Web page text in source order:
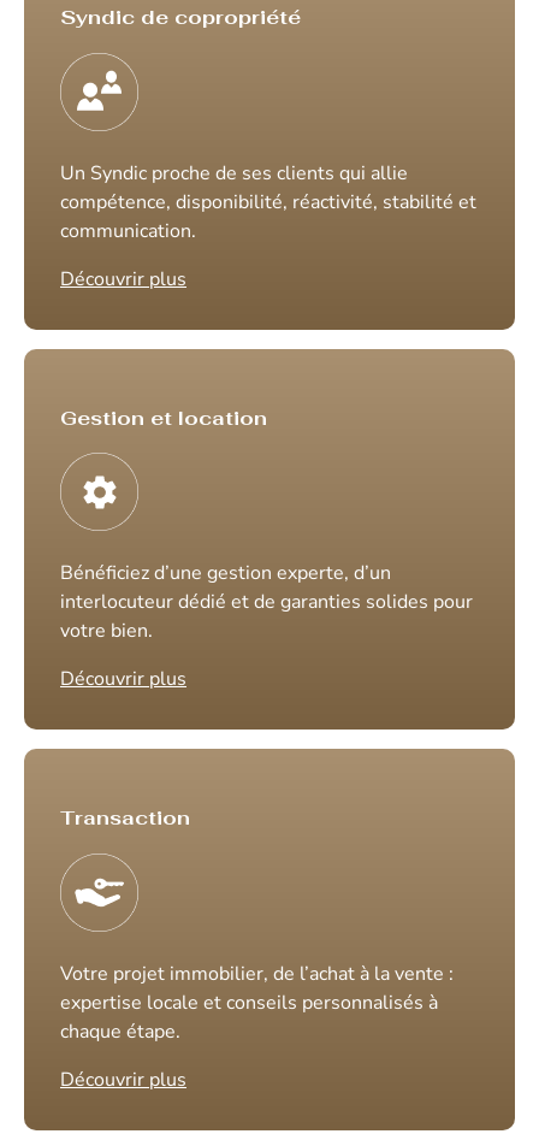
Syndic de copropriété
Un Syndic proche de ses clients qui allie
compétence, disponibilité, réactivité, stabilité et
communication.
Découvrir plus
Gestion et location
Bénéficiez d’une gestion experte, d’un
interlocuteur dédié et de garanties solides pour
votre bien.
Découvrir plus
Transaction
Votre projet immobilier, de l’achat à la vente :
expertise locale et conseils personnalisés à
chaque étape.
Découvrir plus